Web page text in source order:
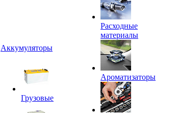
Аккумуляторы
Грузовые
Расходные
материалы
Ароматизаторы